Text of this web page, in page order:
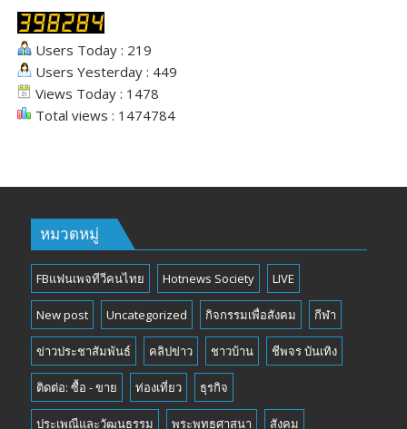
Users Today : 219
Users Yesterday : 449
Views Today : 1478
Total views : 1474784
หมวดหมู่
FBแฟนเพจทีวีคนไทย Hotnews Society LIVE
New post Uncategorized กิจกรรมเพื่อสังคม กีฬา
ข่าวประชาสัมพันธ์ คลิปข่าว ชาวบ้าน ชีพจร บันเทิง
ติดต่อ: ซื้อ - ขาย ท่องเที่ยว ธุรกิจ
ประเพณีและวัฒนธรรม พระพุทธศาสนา สังคม